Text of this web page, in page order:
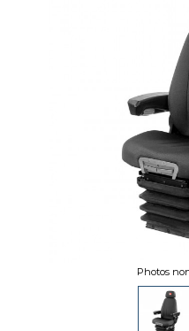
Photos